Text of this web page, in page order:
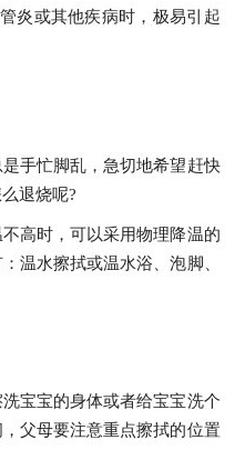
或其他疾病时，极易引起
手忙脚乱，急切地希望赶快
退烧呢?
高时，可以采用物理降温的
温水擦拭或温水浴、泡脚、
宝宝的身体或者给宝宝洗个
父母要注意重点擦拭的位置